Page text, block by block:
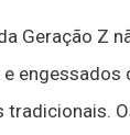
Geração Z
engessados
tradicionais.